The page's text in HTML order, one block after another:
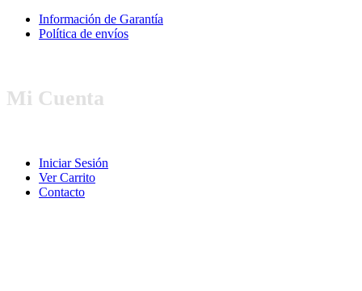
Información de Garantía
Política de envíos
Mi Cuenta
Iniciar Sesión
Ver Carrito
Contacto